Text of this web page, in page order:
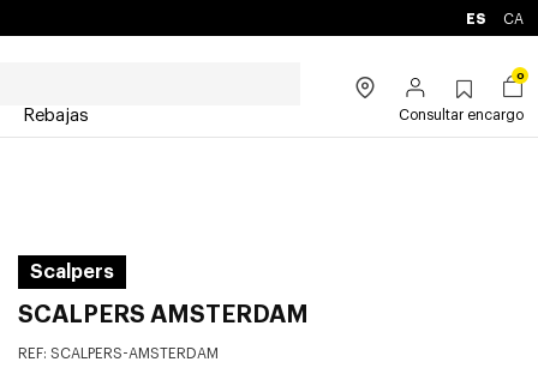
ES CA
Rebajas
0
Consultar encargo
Scalpers
SCALPERS AMSTERDAM
REF: SCALPERS-AMSTERDAM